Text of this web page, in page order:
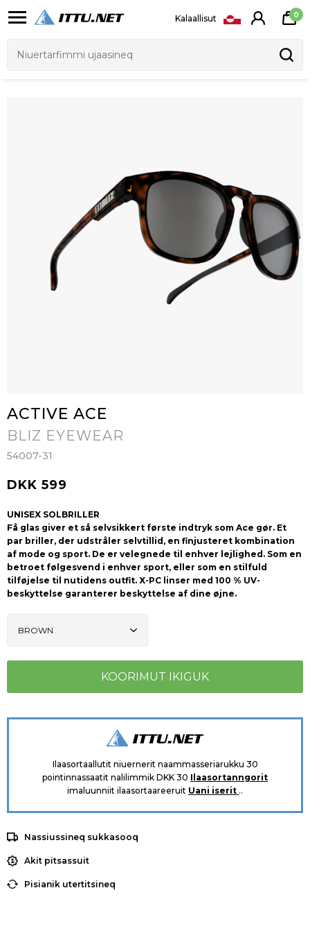
Kalaallisut 0
ACTIVE ACE
BLIZ EYEWEAR
54007-31
DKK 599
UNISEX SOLBRILLER
Få glas giver et så selvsikkert første indtryk som Ace gør. Et
par briller, der udstråler selvtillid, en finjusteret kombination
af mode og sport. De er velegnede til enhver lejlighed. Som en
betroet følgesvend i enhver sport, eller som en stilfuld
tilføjelse til nutidens outfit. X-PC linser med 100 % UV-
beskyttelse garanterer beskyttelse af dine øjne.
Ilaasortaallutit niuernerit naammasseriarukku 30
pointinnassaatit nalilimmik DKK 30 Ilaasortanngorit
imaluunniit ilaasortaareeruit Uani iserit ..
Nassiussineq sukkasooq
Akit pitsassuit
Pisianik utertitsineq